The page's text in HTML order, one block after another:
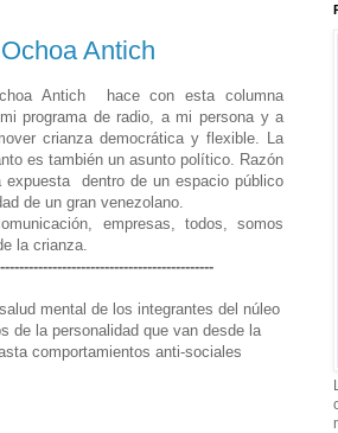
Antich
Antich hace con esta columna
programa de radio, a mi persona y a
crianza democrática y flexible. La
es también un asunto político. Razón
dentro de un espacio público
de un gran venezolano.
empresas, todos, somos
la crianza.
mental de los integrantes del núleo
de la personalidad que van desde la
comportamientos anti-sociales